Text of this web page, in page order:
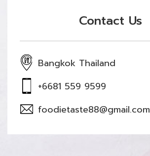
Contact Us
Bangkok Thailand
+6681 559 9599
foodietaste88@gmail.com